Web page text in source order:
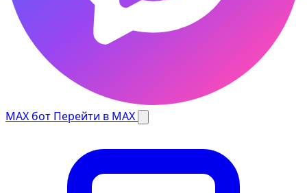
MAX бот Перейти в MAX